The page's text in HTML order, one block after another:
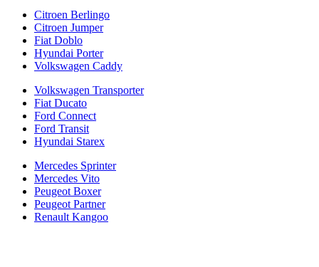
Citroen Berlingo
Citroen Jumper
Fiat Doblo
Hyundai Porter
Volkswagen Caddy
Volkswagen Transporter
Fiat Ducato
Ford Connect
Ford Transit
Hyundai Starex
Mercedes Sprinter
Mercedes Vito
Peugeot Boxer
Peugeot Partner
Renault Kangoo